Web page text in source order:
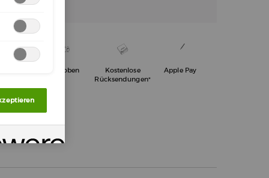
3 Proben
Kostenlose
Rücksendungen*
Apple Pay